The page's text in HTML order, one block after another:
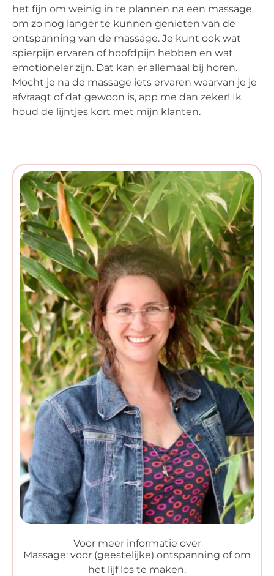
het fijn om weinig in te plannen na een massage
om zo nog langer te kunnen genieten van de
ontspanning van de massage. Je kunt ook wat
spierpijn ervaren of hoofdpijn hebben en wat
emotioneler zijn. Dat kan er allemaal bij horen.
Mocht je na de massage iets ervaren waarvan je je
afvraagt of dat gewoon is, app me dan zeker! Ik
houd de lijntjes kort met mijn klanten.
Voor meer informatie over
Massage: voor (geestelijke) ontspanning of om
het lijf los te maken.